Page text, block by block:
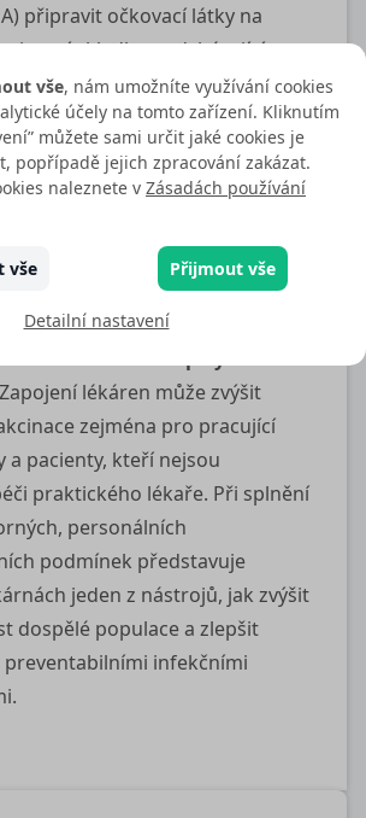
připravit očkovací látky na
skladbu nadcházející
ČVS k problematice
v lékárnách
společnost podporuje
Zapojení lékáren může zvýšit
zejména pro pracující
a pacienty, kteří nejsou
praktického lékaře. Při splnění
personálních
podmínek představuje
jeden z nástrojů, jak zvýšit
dospělé populace a zlepšit
infekčními
vše, nám umožníte využívání cookies
účely na tomto zařízení. Kliknutím
můžete sami určit jaké cookies je
popřípadě jejich zpracování zakázat.
naleznete v Zásadách používání
vše Přijmout vše
Detailní nastavení